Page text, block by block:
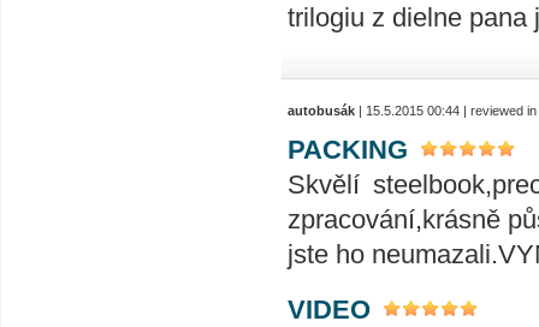
trilogiu z dielne pana
autobusák | 15.5.2015 00:44 | reviewed
PACKING
Skvělí
zpracování,krásně
jste ho
VIDEO